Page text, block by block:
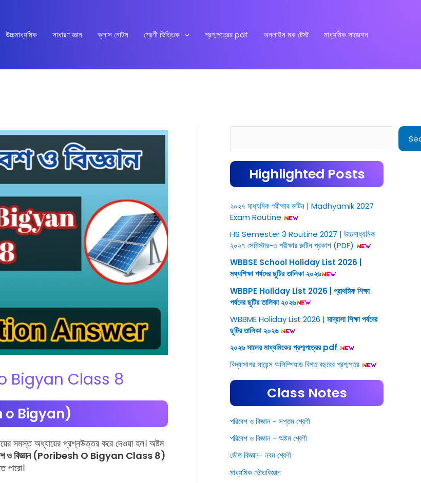
উচ্চমাধ্যমিক সাধারণ জ্ঞান ক্লাস নোটস শ্রেণী ভিত্তিক প্রশ্মপত্রের pdf অনলাইন মক টেস্ট মাধ্যমিক সাজেশন
o Bigyan Class 8
o Bigyan)
সমস্ত অধ্যায়ের প্রশ্নউত্তর করে দেওয়া হল। অষ্টম
ও বিজ্ঞান (Poribesh O Bigyan Class 8)
পারো।
Highlighted Posts
২০২৭ মাধ্যমিক পরীক্ষার রুটিন | Madhyamik 2027
Exam Routine
HS Semester 3 Routine 2027 | উচ্চমাধ্যমিক
২০২৭ সেমিস্টার-৩ পরীক্ষার রুটিন প্রকাশ (PDF)
WBBSE School Holiday List 2026 |
মধ্যশিক্ষা পর্ষদের ছুটির তালিকা ২০২৬
WBBPE Holiday List 2026 | প্রাথমিক শিক্ষা
পর্ষদের ছুটির তালিকা ২০২৬
WBBME Holiday List 2026 | মাদ্রাসা শিক্ষা পর্ষদের
ছুটির তালিকা ২০২৬
২০২৬ সালের মাধ্যমিকের প্রশ্মপত্রের pdf
বিদ্যাসাগর সায়েন্স অলিম্পিয়াড বিগত বছরের প্রশ্মপত্র
Class Notes
পরিবেশ ও বিজ্ঞান - সপ্তম শ্রেণী
পরিবেশ ও বিজ্ঞান - অষ্টম শ্রেণী
ভৌত বিজ্ঞান- নবম শ্রেণী
মাধ্যমিক ভৌতবিজ্ঞান